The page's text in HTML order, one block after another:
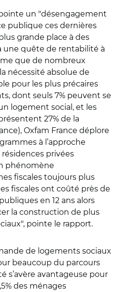
un "désengagement
publique ces dernières
grande place à des
une quête de rentabilité à
que de nombreux
nécessité absolue de
pour les plus précaires
dont seuls 7% peuvent se
logement social, et les
27% de la
Oxfam France déplore
à l’approche
privées
phénomène
fiscales toujours plus
fiscales ont coûté près de
en 12 ans alors
la construction de plus
pointe le rapport.
de logements sociaux
beaucoup du parcours
s’avère avantageuse pour
des ménages